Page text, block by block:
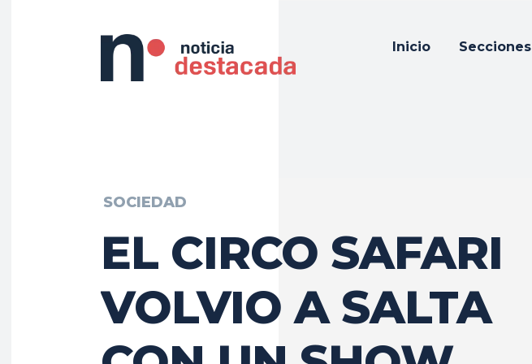
Inicio Secciones
SOCIEDAD
EL CIRCO SAFARI
VOLVIO A SALTA